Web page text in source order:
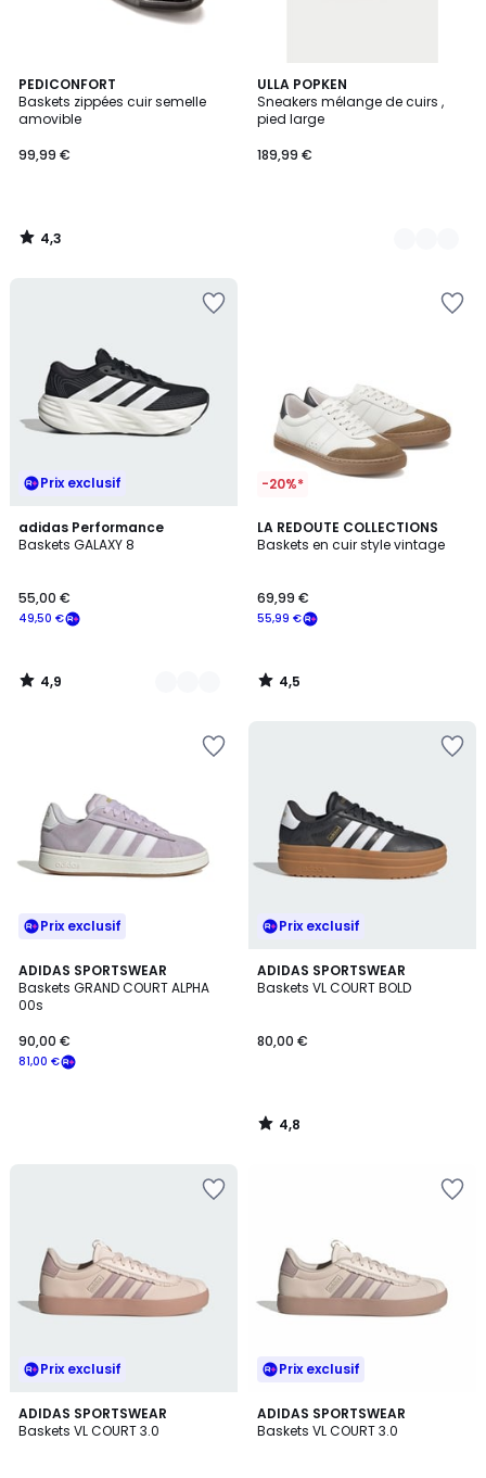
PEDICONFORT
Baskets zippées cuir semelle
amovible
99,99 €
4,3
/ 5
4,3
/
ULLA POPKEN
Sneakers mélange de cuirs ,
pied large
189,99 €
2
Couleurs
Prix exclusif
adidas Performance
Baskets GALAXY 8
49,50 €
55,00 €
4,9
/ 5
7
Couleurs
4,9
/
-20%*
LA REDOUTE COLLECTIONS
Baskets en cuir style vintage
55,99 €
69,99 €
4,5
/ 5
4,5
/
Prix exclusif
ADIDAS SPORTSWEAR
Baskets GRAND COURT ALPHA
00s
81,00 €
90,00 €
Prix exclusif
ADIDAS SPORTSWEAR
Baskets VL COURT BOLD
80,00 €
4,8
/ 5
4,8
/
Prix exclusif
ADIDAS SPORTSWEAR
Baskets VL COURT 3.0
4,8
/ 5
2
Couleurs
Prix exclusif
ADIDAS SPORTSWEAR
Baskets VL COURT 3.0
4,8
/ 5
2
Couleurs